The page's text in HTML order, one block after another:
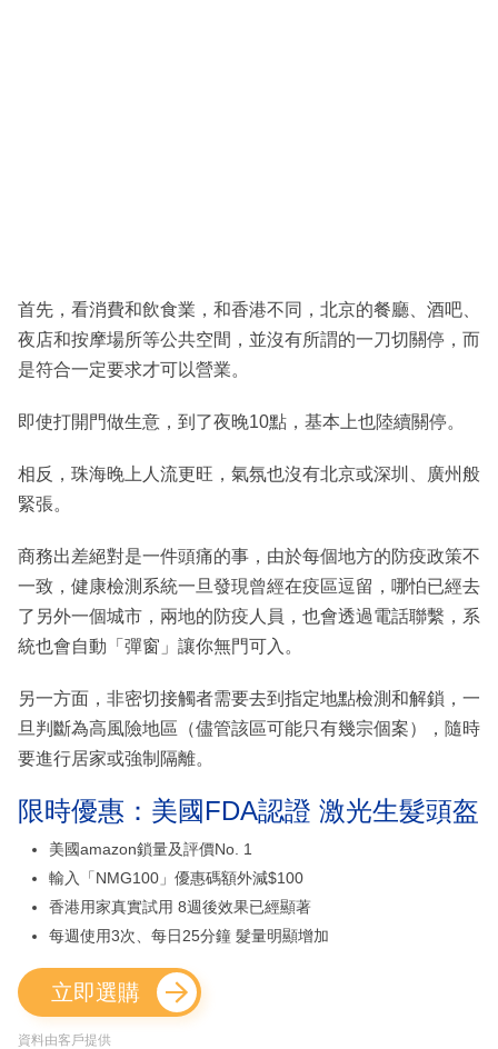
首先，看消費和飲食業，和香港不同，北京的餐廳、酒吧、
夜店和按摩場所等公共空間，並沒有所謂的一刀切關停，而
是符合一定要求才可以營業。
即使打開門做生意，到了夜晚10點，基本上也陸續關停。
相反，珠海晚上人流更旺，氣氛也沒有北京或深圳、廣州般
緊張。
商務出差絕對是一件頭痛的事，由於每個地方的防疫政策不
一致，健康檢測系統一旦發現曾經在疫區逗留，哪怕已經去
了另外一個城市，兩地的防疫人員，也會透過電話聯繫，系
統也會自動「彈窗」讓你無門可入。
另一方面，非密切接觸者需要去到指定地點檢測和解鎖，一
旦判斷為高風險地區（儘管該區可能只有幾宗個案），隨時
要進行居家或強制隔離。
限時優惠：美國FDA認證 激光生髮頭盔
美國amazon鎖量及評價No. 1
輸入「NMG100」優惠碼額外減$100
香港用家真實試用 8週後效果已經顯著
每週使用3次、每日25分鐘 髮量明顯增加
立即選購
資料由客戶提供